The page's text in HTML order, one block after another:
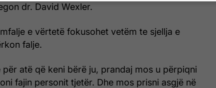
dr. David Wexler.
e vërtetë fokusohet vetëm te sjellja e
falje.
për atë që keni bërë ju, prandaj mos u përpiqni
fajin personit tjetër. Dhe mos prisni asgjë në